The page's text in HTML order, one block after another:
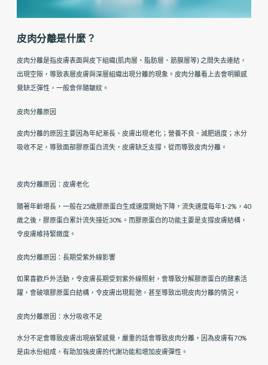
皮肉分離是什麼？
皮肉分離是指皮膚表面與皮下組織(肌肉層、脂肪層、筋膜層等) 之間失去連結，
出現空隙，導致表層皮膚與深層組織出現分離的現象。皮肉分離看上去會明顯感
覺缺乏彈性，一般會伴隨皺紋。
皮肉分離原因
皮肉分離的原因主要因為年紀漸長、皮膚出現老化；營養不良、減肥過度；水分
吸收不足，導致面部膠原蛋白流失，皮膚缺乏支撐，從而導致皮肉分離。
皮肉分離原因：皮膚老化
隨著年齡增長，一般在25歲膠原蛋白生成速度開始下降，流失速度每年1-2%，40
歲之後，膠原蛋白累計流失接近30%。而膠原蛋白的功能主要是支撐皮膚結構，
令皮膚維持緊緻度。
皮肉分離原因：長期受紫外線影響
如果喜歡戶外活動，令皮膚長期受到紫外線照射，會導致分解膠原蛋白的酵素活
躍，會破壞膠原蛋白結構，令皮膚出現鬆弛，甚至導致出現皮肉分離的情況。
皮肉分離原因：水分吸收不足
水分不足會導致皮膚出現崩緊感覺，嚴重的話會導致皮肉分離，因為皮膚有70%
是由水份組成，有助加強皮膚的代謝功能和增加皮膚彈性。